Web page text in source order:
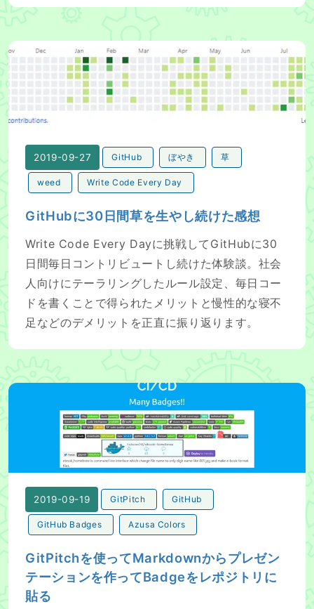
GitHubに30日間草を生やし続けた感想
2019-09-27 GitHub ぼやき 草
weed Write Code Every Day
GitHubに30日間草を生やし続けた感想
Write Code Every Dayに挑戦してGitHubに30
日間毎日コントリビュートし続けた体験談。社会
人向けにテーラリングしたルール設定、毎日コー
ドを書くことで得られたメリットと慢性的な寝不
足などのデメリットを正直に振り返ります。
GitPitchを使ってMarkdownからプレゼンテーションを
2019-09-19 GitPitch GitHub
GitHub Badges Azusa Colors
GitPitchを使ってMarkdownからプレゼン
テーションを作ってBadgeをレポジトリに
貼る